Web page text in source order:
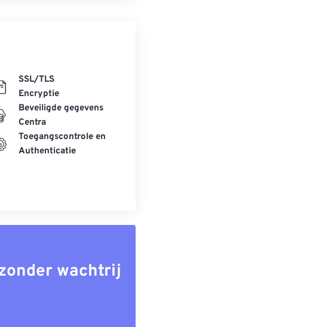
SSL/TLS
Encryptie
Beveiligde gegevens
Centra
Toegangscontrole en
Authenticatie
wachtrij